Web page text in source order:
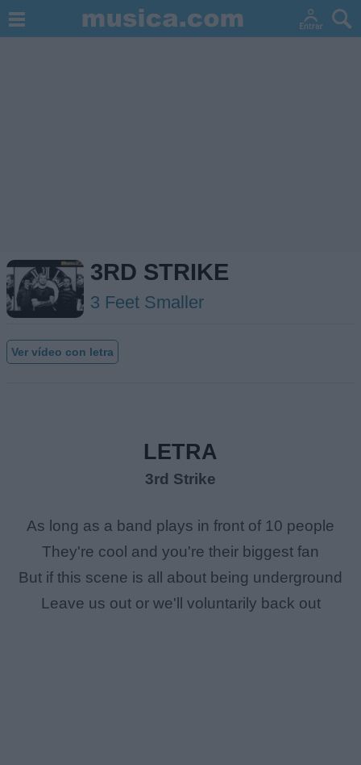
3RD STRIKE
3 Feet Smaller
Ver vídeo con letra
LETRA
3rd Strike
As long as a band plays in front of 10 people
They're cool and you're their biggest fan
But if this scene is all about being underground
Leave us out or we'll voluntarily back out